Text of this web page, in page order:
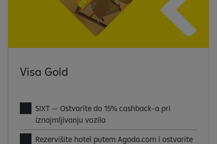
Visa Gold
SIXT — Ostvarite do 15% cashback-a pri
iznajmljivanju vozila
Rezervišite hotel putem Agoda.com i ostvarite